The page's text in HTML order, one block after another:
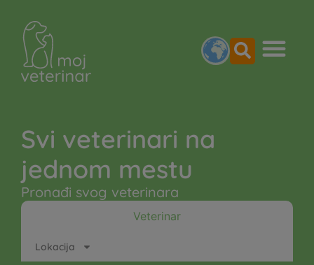
Svi veterinari na
jednom mestu
Pronađi svog veterinara
Veterinar
Lokacija